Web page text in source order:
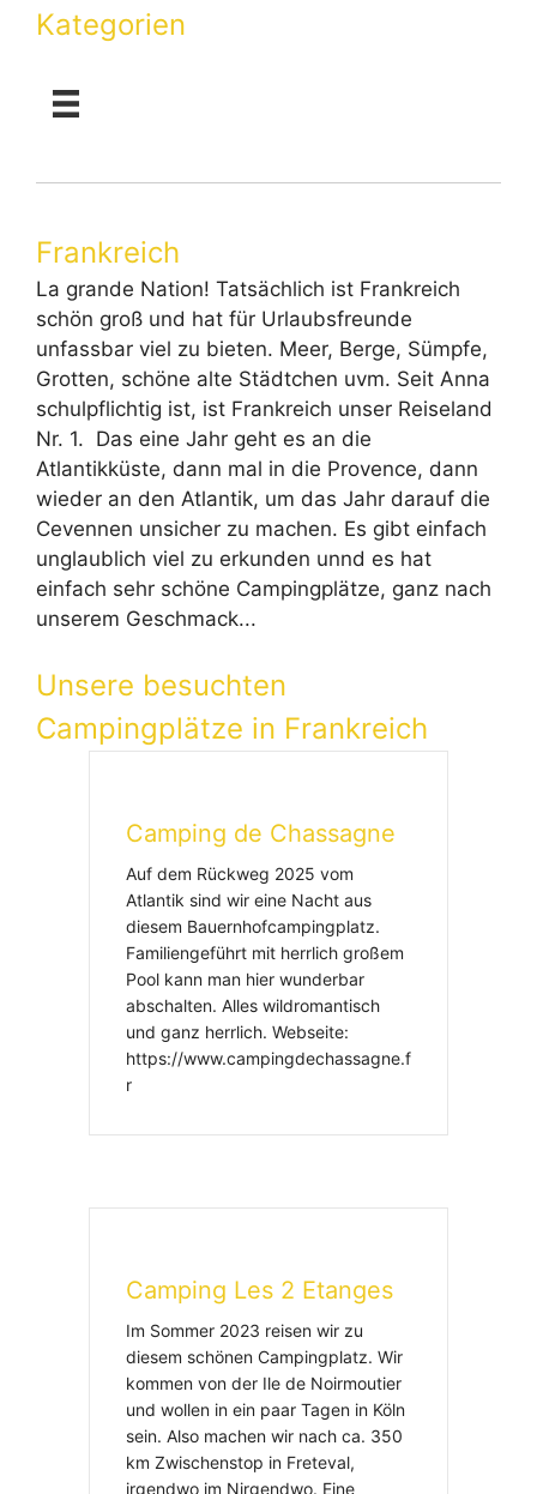
Kategorien
Frankreich
La grande Nation! Tatsächlich ist Frankreich
schön groß und hat für Urlaubsfreunde
unfassbar viel zu bieten. Meer, Berge, Sümpfe,
Grotten, schöne alte Städtchen uvm. Seit Anna
schulpflichtig ist, ist Frankreich unser Reiseland
Nr. 1. Das eine Jahr geht es an die
Atlantikküste, dann mal in die Provence, dann
wieder an den Atlantik, um das Jahr darauf die
Cevennen unsicher zu machen. Es gibt einfach
unglaublich viel zu erkunden unnd es hat
einfach sehr schöne Campingplätze, ganz nach
unserem Geschmack...
Unsere besuchten
Campingplätze in Frankreich
Camping de Chassagne
Auf dem Rückweg 2025 vom
Atlantik sind wir eine Nacht aus
diesem Bauernhofcampingplatz.
Familiengeführt mit herrlich großem
Pool kann man hier wunderbar
abschalten. Alles wildromantisch
und ganz herrlich. Webseite:
https://www.campingdechassagne.f
r
Camping Les 2 Etanges
Im Sommer 2023 reisen wir zu
diesem schönen Campingplatz. Wir
kommen von der Ile de Noirmoutier
und wollen in ein paar Tagen in Köln
sein. Also machen wir nach ca. 350
km Zwischenstop in Freteval,
irgendwo im Nirgendwo. Eine